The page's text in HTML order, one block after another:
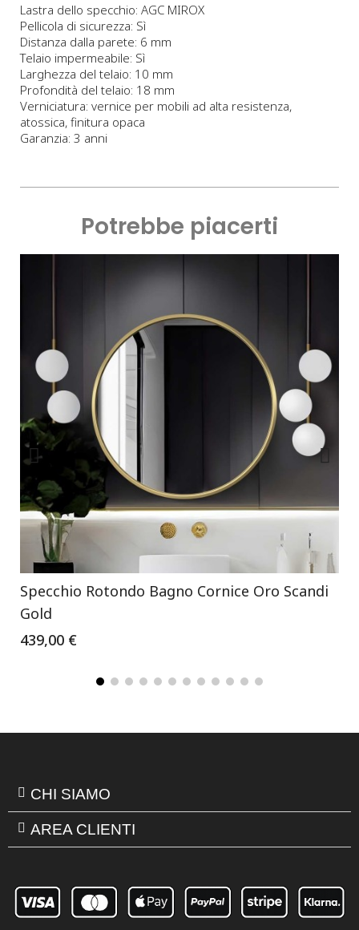
Lastra dello specchio: AGC MIROX
Pellicola di sicurezza: Sì
Distanza dalla parete: 6 mm
Telaio impermeabile: Sì
Larghezza del telaio: 10 mm
Profondità del telaio: 18 mm
Verniciatura: vernice per mobili ad alta resistenza,
atossica, finitura opaca
Garanzia: 3 anni
Potrebbe piacerti
Specchio Rotondo Bagno Cornice Oro Scandi
Gold
439,00 €
CHI SIAMO
AREA CLIENTI